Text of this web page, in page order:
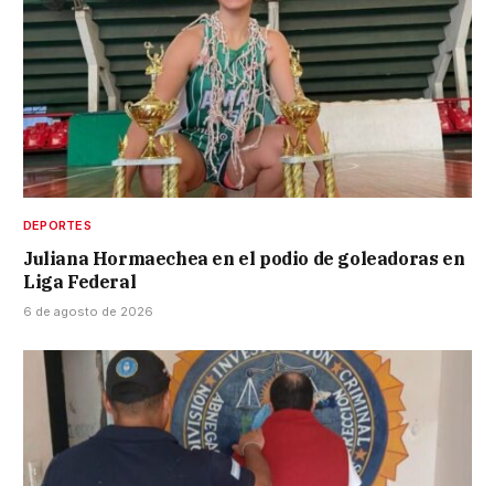
DEPORTES
Juliana Hormaechea en el podio de goleadoras en
Liga Federal
6 de agosto de 2026